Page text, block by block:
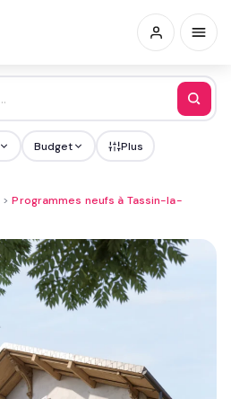
Budget Plus
>Programmes neufs à Tassin-la-